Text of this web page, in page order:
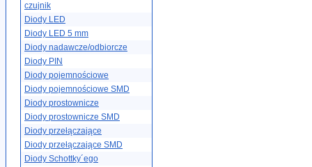
czujnik
Diody LED
Diody LED 5 mm
Diody nadawcze/odbiorcze
Diody PIN
Diody pojemnościowe
Diody pojemnościowe SMD
Diody prostownicze
Diody prostownicze SMD
Diody przełączające
Diody przełączające SMD
Diody Schottky´ego